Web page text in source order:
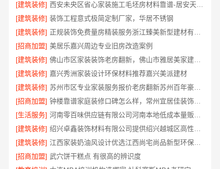
[建筑装修]
[建筑装修] 装饰工程意式极简定制厂家，华居不锈钢
[建筑装修]
[招商加盟] 美居乐嘉兴周边专业旧房改造案例
[建筑装修]
佛山市区家装装饰老房翻新，佛山市雅居美家建筑装饰工程有限公司焕新居
[建筑装修] 嘉兴秀洲家装设计环保材料推荐嘉兴美派建材
[建筑装修]
苏州市区专业家装服务报价老房翻新苏州百年豪庭新材料有限公司
[招商加盟]
钟楼靠谱家庭装修口碑怎么样，常州宜居佳装饰好评案例
[生活服务]
[建筑装修]
[建筑装修]
江西家装奶油风设计优选江西尚宅尚品新型环保材料有限公司
[招商加盟] 武穴饼干糕点 有很高的辨识度